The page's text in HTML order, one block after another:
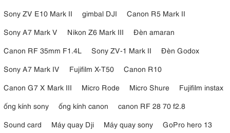
Sony ZV E10 Mark II
gimbal DJI
Canon R5 Mark II
Sony A7 Mark V
Nikon Z6 Mark III
Đèn amaran
Canon RF 35mm F1.4L
Sony ZV-1 Mark II
Đèn Godox
Sony A7 Mark IV
Fujifilm X-T50
Canon R10
Canon G7 X Mark III
Micro Rode Micro Shure
Fujifilm instax
ống kính sony
ống kính canon
canon RF 28 70 f2.8
Sound card
Máy quay Dji Máy quay sony
GoPro hero 13